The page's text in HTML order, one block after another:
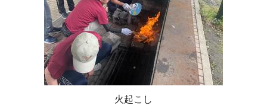
火起こし